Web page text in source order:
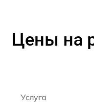
Цены на
Услуга